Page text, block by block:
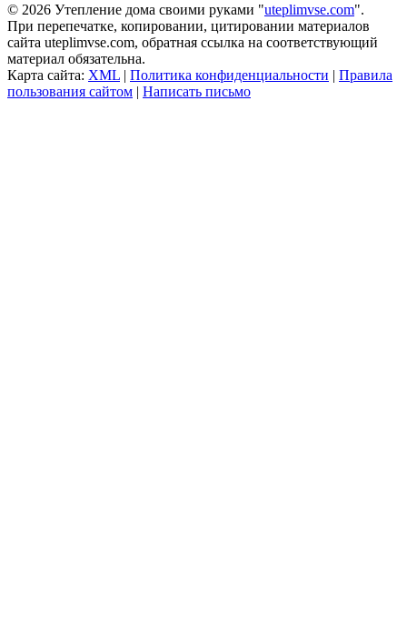
© 2026 Утепление дома своими руками "uteplimvse.com".
При перепечатке, копировании, цитировании материалов
сайта uteplimvse.com, обратная ссылка на соответствующий
материал обязательна.
Карта сайта: XML | Политика конфиденциальности | Правила
пользования сайтом | Написать письмо